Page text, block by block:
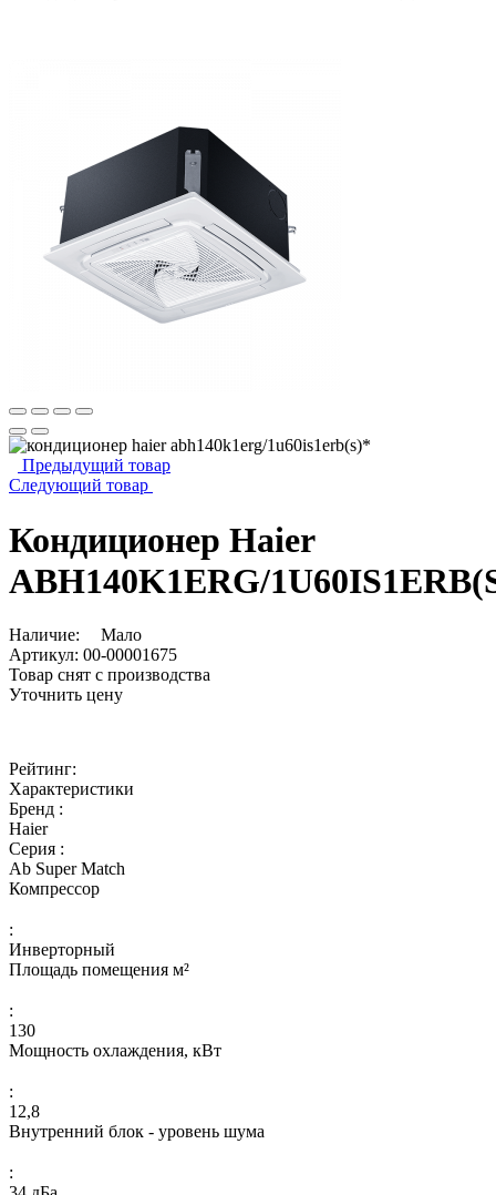
Предыдущий товар
Следующий товар
Кондиционер Haier
ABH140K1ERG/
Наличие:
Мало
Артикул: 00-00001675
Товар снят с производства
Уточнить цену
Рейтинг:
Характеристики
Бренд :
Haier
Серия :
Ab Super Match
Компрессор
:
Инверторный
Площадь помещения м²
:
130
Мощность охлаждения, кВт
:
12,8
Внутренний блок - уровень шума
: